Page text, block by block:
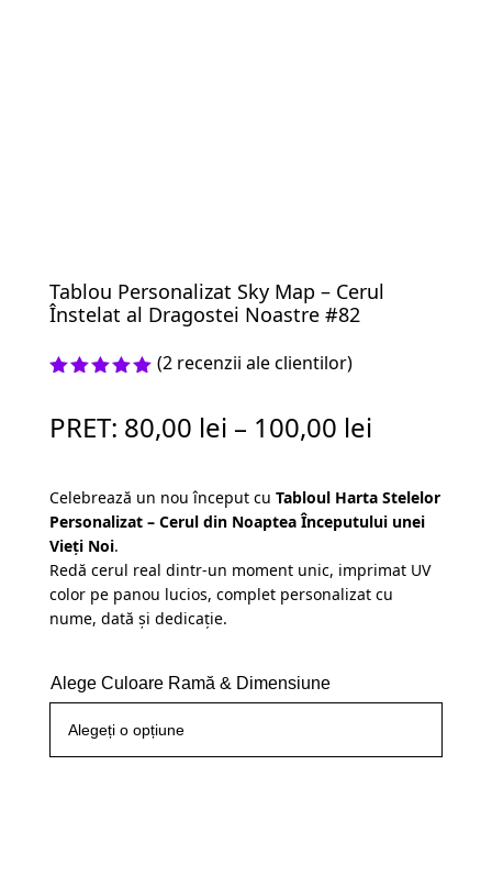
Tablou Personalizat Sky Map – Cerul
Înstelat al Dragostei Noastre #82
pe baza a
evaluări
(2 recenzii ale clientilor)
PRET: 80,00 lei – 100,00 lei
Celebrează un nou început cu Tabloul Harta Stelelor
Personalizat – Cerul din Noaptea Începutului unei
Vieți Noi.
Redă cerul real dintr-un moment unic, imprimat UV
color pe panou lucios, complet personalizat cu
nume, dată și dedicație.
Alege Culoare Ramă & Dimensiune